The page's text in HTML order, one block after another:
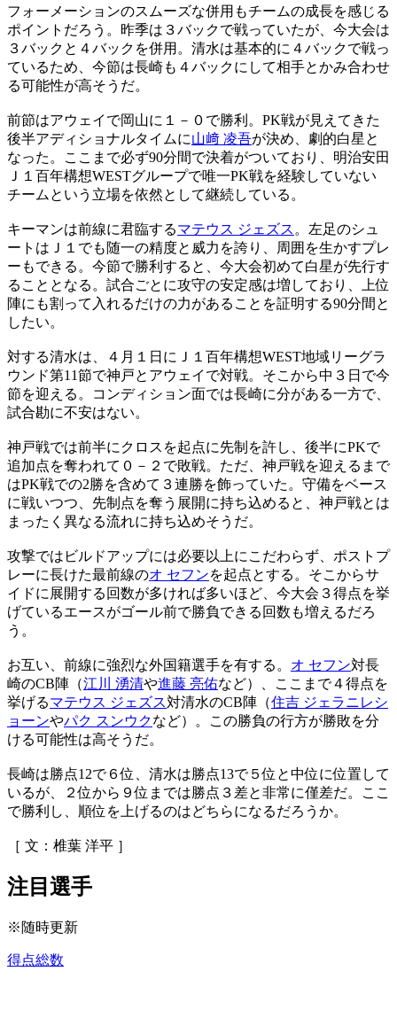
フォーメーションのスムーズな併用もチームの成長を感じる
ポイントだろう。昨季は３バックで戦っていたが、今大会は
３バックと４バックを併用。清水は基本的に４バックで戦っ
ているため、今節は長崎も４バックにして相手とかみ合わせ
る可能性が高そうだ。
前節はアウェイで岡山に１－０で勝利。PK戦が見えてきた
後半アディショナルタイムに山﨑 凌吾が決め、劇的白星と
なった。ここまで必ず90分間で決着がついており、明治安田
Ｊ１百年構想WESTグループで唯一PK戦を経験していない
チームという立場を依然として継続している。
キーマンは前線に君臨するマテウス ジェズス 。左足のシュ
ートはＪ１でも随一の精度と威力を誇り、周囲を生かすプレ
ーもできる。今節で勝利すると、今大会初めて白星が先行す
ることとなる。試合ごとに攻守の安定感は増しており、上位
陣にも割って入れるだけの力があることを証明する90分間と
したい。
対する清水は、４月１日にＪ１百年構想WEST地域リーグラ
ウンド第11節で神戸とアウェイで対戦。そこから中３日で今
節を迎える。コンディション面では長崎に分がある一方で、
試合勘に不安はない。
神戸戦では前半にクロスを起点に先制を許し、後半にPKで
追加点を奪われて０－２で敗戦。ただ、神戸戦を迎えるまで
はPK戦での2勝を含めて３連勝を飾っていた。守備をベース
に戦いつつ、先制点を奪う展開に持ち込めると、神戸戦とは
まったく異なる流れに持ち込めそうだ。
攻撃ではビルドアップには必要以上にこだわらず、ポストプ
レーに長けた最前線のオ セフンを起点とする。そこからサ
イドに展開する回数が多ければ多いほど、今大会３得点を挙
げているエースがゴール前で勝負できる回数も増えるだろ
う。
お互い、前線に強烈な外国籍選手を有する。 オ セフン対長
崎のCB陣（江川 湧清や進藤 亮佑など）、ここまで４得点を
挙げるマテウス ジェズス対清水のCB陣（住吉 ジェラニレシ
ョーンやパク スンウクなど）。この勝負の行方が勝敗を分
ける可能性は高そうだ。
長崎は勝点12で６位、清水は勝点13で５位と中位に位置して
いるが、２位から９位までは勝点３差と非常に僅差だ。ここ
で勝利し、順位を上げるのはどちらになるだろうか。
［ 文：椎葉 洋平 ］
注目選手
※随時更新
得点総数